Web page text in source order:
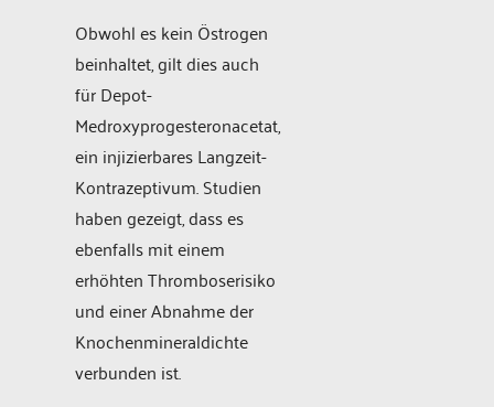
Obwohl es kein Östrogen
beinhaltet, gilt dies auch
für Depot-
Medroxyprogesteronacetat,
ein injizierbares Langzeit-
Kontrazeptivum. Studien
haben gezeigt, dass es
ebenfalls mit einem
erhöhten Thromboserisiko
und einer Abnahme der
Knochenmineraldichte
verbunden ist.